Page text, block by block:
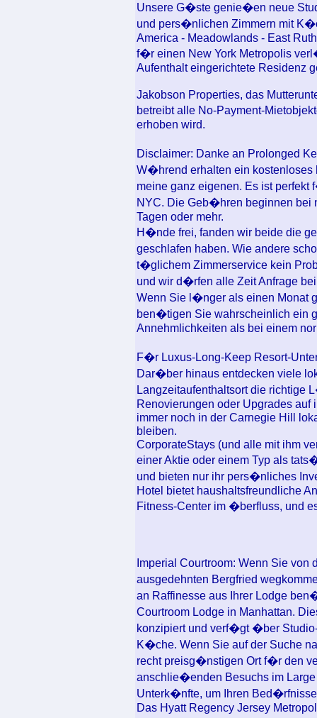
Unsere G�ste genie�en neue
und pers�nlichen Zimmern mit
America - Meadowlands - East
f�r einen New York Metropolis
Aufenthalt eingerichtete Residenz
Jakobson Properties, das
betreibt alle No-Payment-
erhoben wird.
Disclaimer: Danke an Prolonged
W�hrend erhalten ein kostenloses
meine ganz eigenen. Es ist
NYC. Die Geb�hren beginnen bei
Tagen oder mehr.
H�nde frei, fanden wir beide die
geschlafen haben. Wie andere
t�glichem Zimmerservice kein
und wir d�rfen alle Zeit Anfrage
Wenn Sie l�nger als einen Monat
ben�tigen Sie wahrscheinlich ein
Annehmlichkeiten als bei einem
F�r Luxus-Long-Keep Resort-
Dar�ber hinaus entdecken viele
Langzeitaufenthaltsort die
Renovierungen oder Upgrades
immer noch in der Carnegie Hill
bleiben.
CorporateStays (und alle mit ihm
einer Aktie oder einem Typ als
und bieten nur ihr pers�nliches
Hotel bietet haushaltsfreundliche
Fitness-Center im �berfluss, und
Imperial Courtroom: Wenn Sie
ausgedehnten Bergfried
an Raffinesse aus Ihrer Lodge
Courtroom Lodge in Manhattan.
konzipiert und verf�gt �ber
K�che. Wenn Sie auf der Suche
recht preisg�nstigen Ort f�r den
anschlie�enden Besuchs im
Unterk�nfte, um Ihren
Das Hyatt Regency Jersey